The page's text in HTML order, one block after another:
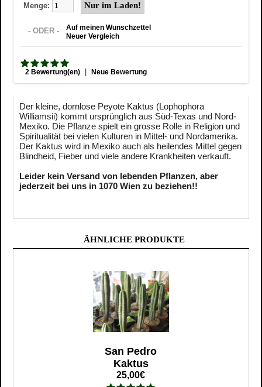
Menge:
- ODER -
Auf meinen Wunschzettel
Neuer Vergleich
2 Bewertung(en) | Neue Bewertung
Der kleine, dornlose Peyote Kaktus (Lophophora
Williamsii) kommt ursprünglich aus Süd-Texas und Nord-
Mexiko. Die Pflanze spielt ein grosse Rolle in Religion und
Spiritualität bei vielen Kulturen in Mittel- und Nordamerika.
Der Kaktus wird in Mexiko auch als heilendes Mittel gegen
Blindheid, Fieber und viele andere Krankheiten verkauft.
Leider kein Versand von lebenden Pflanzen, aber
jederzeit bei uns in 1070 Wien zu beziehen!!
ÄHNLICHE PRODUKTE
San Pedro
Kaktus
25,00€